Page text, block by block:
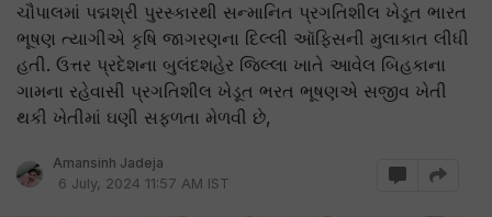
ચૌપાલમાં પદ્મશ્રી પુરસ્કારથી સન્માનિત પ્રગતિશીલ ખેડૂત ભારત
ભૂષણ ત્યાગીએ કૃષિ જાગરણના દિલ્લી ઑફિસની મુલાકાત લીધી
હતી. ઉત્તર પ્રદેશના બુલંદશહેર જિલ્લા ખાતે આવેલ બિહકાના
ગામના રહેવાસી પ્રગતિશીલ ખેડૂત ભરત ભૂષણએ સજીવ ખેતી
થકી ખેતીમાં ઘણી સફળતા મેળવી છે,
Amansinh Jadeja
6 July, 2024 11:57 AM IST